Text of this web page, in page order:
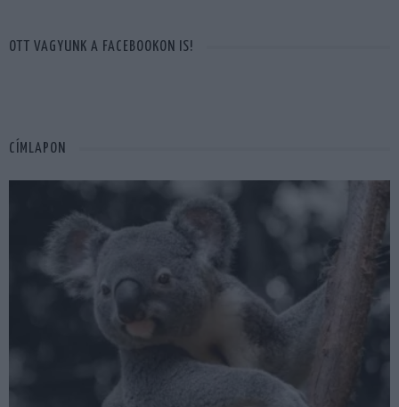
OTT VAGYUNK A FACEBOOKON IS!
CÍMLAPON